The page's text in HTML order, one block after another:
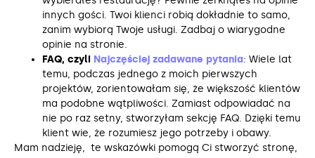
innych gości. Twoi klienci robią dokładnie to samo,
zanim wybiorą Twoje usługi. Zadbaj o wiarygodne
opinie na stronie.
FAQ, czyli Najczęściej zadawane pytania: Wiele lat
temu, podczas jednego z moich pierwszych
projektów, zorientowałam się, że większość klientów
ma podobne wątpliwości. Zamiast odpowiadać na
nie po raz setny, stworzyłam sekcję FAQ. Dzięki temu
klient wie, że rozumiesz jego potrzeby i obawy.
Mam nadzieję, te wskazówki pomogą Ci stworzyć stronę,